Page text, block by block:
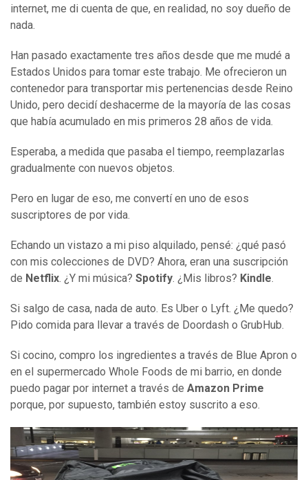
internet, me di cuenta de que, en realidad, no soy dueño de
nada.
Han pasado exactamente tres años desde que me mudé a
Estados Unidos para tomar este trabajo. Me ofrecieron un
contenedor para transportar mis pertenencias desde Reino
Unido, pero decidí deshacerme de la mayoría de las cosas
que había acumulado en mis primeros 28 años de vida.
Esperaba, a medida que pasaba el tiempo, reemplazarlas
gradualmente con nuevos objetos.
Pero en lugar de eso, me convertí en uno de esos
suscriptores de por vida.
Echando un vistazo a mi piso alquilado, pensé: ¿qué pasó
con mis colecciones de DVD? Ahora, eran una suscripción
de Netflix. ¿Y mi música? Spotify. ¿Mis libros? Kindle.
Si salgo de casa, nada de auto. Es Uber o Lyft. ¿Me quedo?
Pido comida para llevar a través de Doordash o GrubHub.
Si cocino, compro los ingredientes a través de Blue Apron o
en el supermercado Whole Foods de mi barrio, en donde
puedo pagar por internet a través de Amazon Prime
porque, por supuesto, también estoy suscrito a eso.